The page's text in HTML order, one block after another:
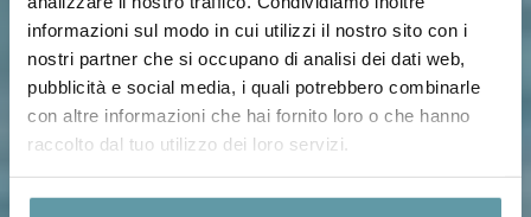
informazioni sul modo in cui utilizzi il nostro sito con i
nostri partner che si occupano di analisi dei dati web,
pubblicità e social media, i quali potrebbero combinarle
con altre informazioni che hai fornito loro o che hanno
raccolto dal tuo utilizzo dei loro servizi.